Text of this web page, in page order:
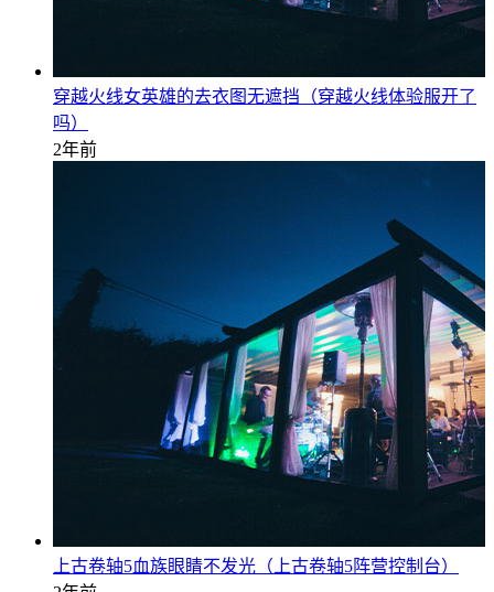
穿越火线女英雄的去衣图无遮挡（穿越火线体验服开了
吗）
2年前
上古卷轴5血族眼睛不发光（上古卷轴5阵营控制台）